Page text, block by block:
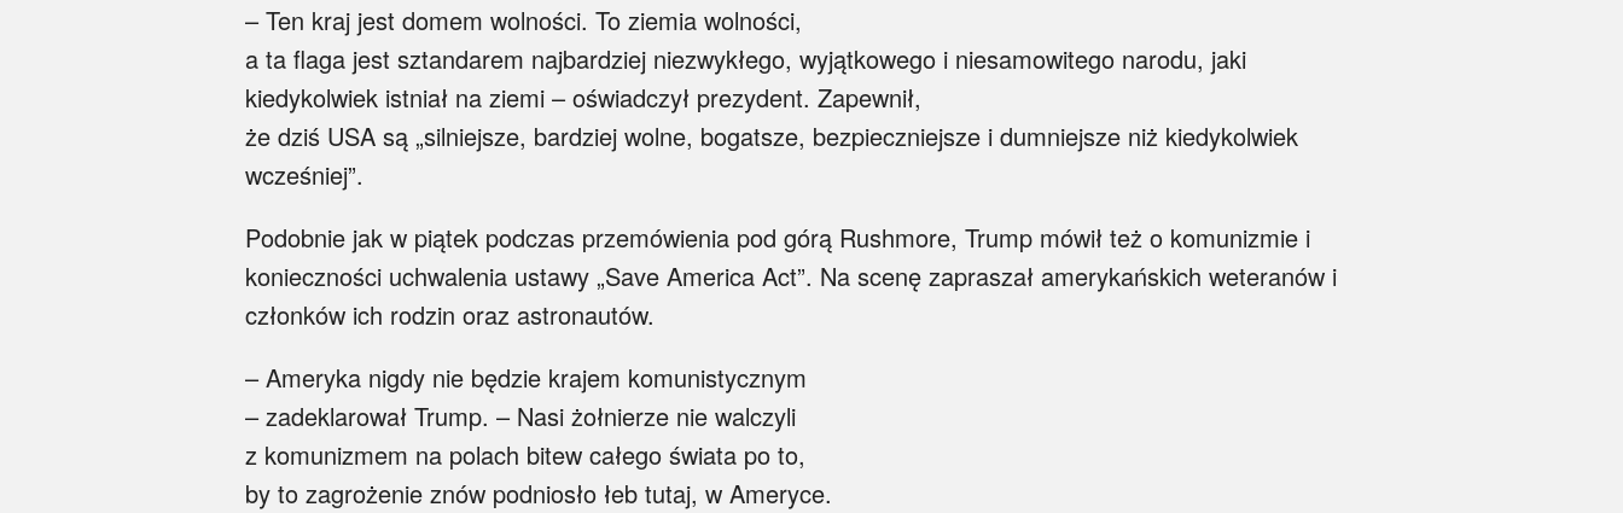
– Ten kraj jest domem wolności. To ziemia wolności,
a ta flaga jest sztandarem najbardziej niezwykłego, wyjątkowego i niesamowitego narodu, jaki
kiedykolwiek istniał na ziemi – oświadczył prezydent. Zapewnił,
że dziś USA są „silniejsze, bardziej wolne, bogatsze, bezpieczniejsze i dumniejsze niż kiedykolwiek
wcześniej”.
Podobnie jak w piątek podczas przemówienia pod górą Rushmore, Trump mówił też o komunizmie i
konieczności uchwalenia ustawy „Save America Act”. Na scenę zapraszał amerykańskich weteranów i
członków ich rodzin oraz astronautów.
– Ameryka nigdy nie będzie krajem komunistycznym
– zadeklarował Trump. – Nasi żołnierze nie walczyli
z komunizmem na polach bitew całego świata po to,
by to zagrożenie znów podniosło łeb tutaj, w Ameryce.